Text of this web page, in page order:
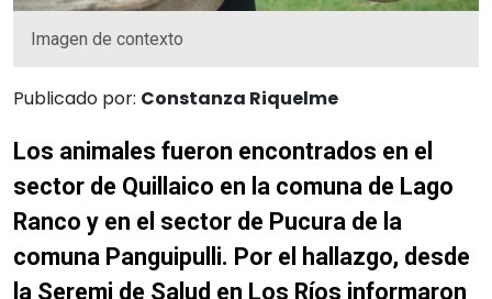
Imagen de contexto
Publicado por: Constanza Riquelme
Los animales fueron encontrados en el
sector de Quillaico en la comuna de Lago
Ranco y en el sector de Pucura de la
comuna Panguipulli. Por el hallazgo, desde
la Seremi de Salud en Los Ríos informaron